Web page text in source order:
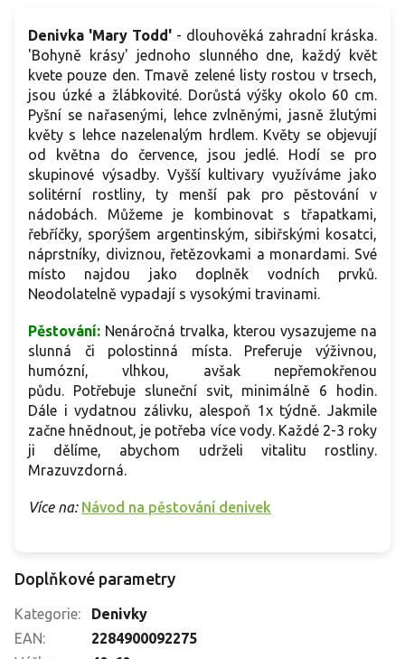
Denivka 'Mary Todd' - dlouhověká zahradní kráska.
'Bohyně krásy' jednoho slunného dne, každý květ
kvete pouze den. Tmavě zelené listy rostou v trsech,
jsou úzké a žlábkovité. Dorůstá výšky okolo 60 cm.
Pyšní se nařasenými, lehce zvlněnými, jasně žlutými
květy s lehce nazelenalým hrdlem. Květy se objevují
od května do července, jsou jedlé. Hodí se pro
skupinové výsadby. Vyšší kultivary využíváme jako
solitérní rostliny, ty menší pak pro pěstování v
nádobách. Můžeme je kombinovat s třapatkami,
řebříčky, sporýšem argentinským, sibiřskými kosatci,
náprstníky, diviznou, řetězovkami a monardami. Své
místo najdou jako doplněk vodních prvků.
Neodolatelně vypadají s vysokými travinami.
Pěstování: Nenáročná trvalka, kterou vysazujeme na
slunná či polostinná místa. Preferuje výživnou,
humózní, vlhkou, avšak nepřemokřenou
půdu. Potřebuje sluneční svit, minimálně 6 hodin.
Dále i vydatnou zálivku, alespoň 1x týdně. Jakmile
začne hnědnout, je potřeba více vody. Každé 2-3 roky
ji dělíme, abychom udrželi vitalitu rostliny.
Mrazuvzdorná.
Více na: Návod na pěstování denivek
Doplňkové parametry
Kategorie:
Denivky
EAN:
2284900092275